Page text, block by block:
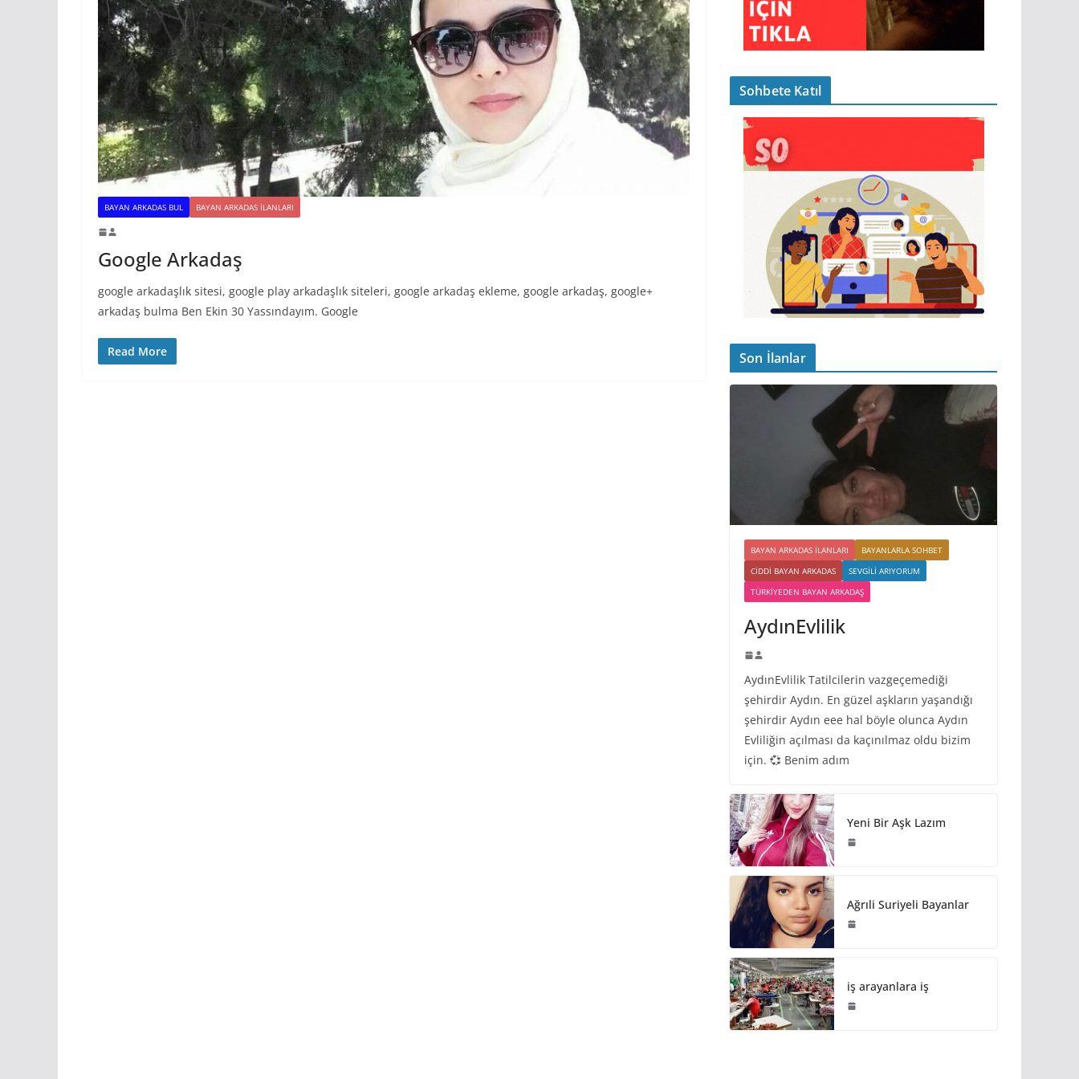
BAYAN ARKADAS BUL BAYAN ARKADAS ILANLARI
Google Arkadaş
google arkadaşlık sitesi, google play arkadaşlık siteleri, google arkadaş ekleme, google arkadaş, google+
arkadaş bulma Ben Ekin 30 Yassındayım. Google
Read More
Sohbete Katıl
Son İlanlar
BAYAN ARKADAS ILANLARI
BAYANLARLA SOHBET
CIDDI BAYAN ARKADAS
SEVGILI ARIYORUM
TÜRKIYEDEN BAYAN ARKADAŞ
AydınEvlilik
AydınEvlilik Tatilcilerin vazgeçemediği
şehirdir Aydın. En güzel aşkların yaşandığı
şehirdir Aydın eee hal böyle olunca Aydın
Evliliğin açılması da kaçınılmaz oldu bizim
için. 💞 Benim adım
Yeni Bir Aşk Lazım
Ağrıli Suriyeli Bayanlar
iş arayanlara iş